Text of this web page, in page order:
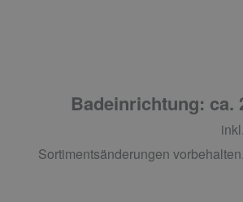
Badeinrichtung: ca.
Sortimentsänderungen